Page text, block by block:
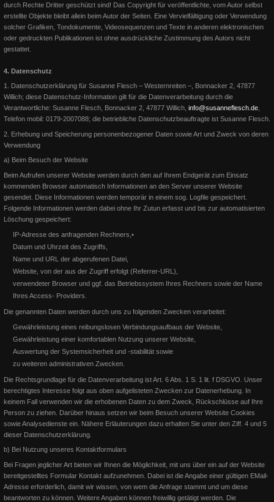
Susanne Flesch wird zum AQHA Professional Horsemen ernannt. Die
AQHA gibt für Europa fünf Neuzugänge bei ihrem Professi
Auf der German OPEN 2016 bekommt Susanne Flesch das Goldene
Reitabzeichen aus den Händen des 1. Vorsitzenden der EWU Deu
Weiterlesen
DQHA Q16 und West-Futurity
ON THE BEACH startet mit Bernhard in den Amateur Select
Weiterlesen
durch Rechte Dritter geschützt sind! Das Copyright für veröffentlichte, vom Autor selbst
erstellte Objekte bleibt allein beim Autor der Seiten. Eine Vervielfältigung oder Verwendung
solcher Grafiken, Tondokumente, Videosequenzen und Texte in anderen elektronischen
oder gedruckten Publikationen ist ohne ausdrückliche Zustimmung des Autors nicht
gestattet.
4. Datenschutz
1. Datenschutzerklärung für Susanne Flesch – Westernreiten –, Bonnacker 2, 47877
Willich; diese Datenschutz-Information gilt für die Datenverarbeitung durch die
Verantwortliche: Susanne Flesch, Bonnacker 2, 47877 Willich, info@susanneflesch.de
Telefon mobil: 0179-2007088; die betriebliche Datenschutzbeauftragte ist Susanne Flesch.
2. Erhebung und Speicherung personenbezogener Daten sowie Art und Zweck von deren
Verwendung
a) Beim Besuch der Website
Beim Aufrufen unserer Website werden durch den auf Ihrem Endgerät zum Einsatz
kommenden Browser automatisch Informationen an den Server unserer Website
gesendet. Diese Informationen werden temporär in einem sog. Logfile gespeichert.
Folgende Informationen werden dabei ohne Ihr Zutun erfasst und bis zur automatisierten
Löschung gespeichert:
IP-Adresse des anfragenden Rechners, •
Datum und Uhrzeit des Zugriffs,
Name und URL der abgerufenen Datei,
Website, von der aus der Zugriff erfolgt (Referrer-URL),
verwendeter Browser und ggf. das Betriebssystem Ihres Rechners sowie der Name
Ihres Access- Providers.
Die genannten Daten werden durch uns zu folgenden Zwecken verarbeitet:
Gewährleistung eines reibungslosen Verbindungsaufbaus der Website,
Gewährleistung einer komfortablen Nutzung unserer Website,
Auswertung der Systemsicherheit und -stabilität sowie
zu weiteren administrativen Zwecken.
Die Rechtsgrundlage für die Datenverarbeitung ist Art. 6 Abs. 1 S. 1 lit. f DSGVO. Unser
berechtigtes Interesse folgt aus oben aufgelisteten Zwecken zur Datenerhebung. In
keinem Fall verwenden wir die erhobenen Daten zu dem Zweck, Rückschlüsse auf Ihre
Person zu ziehen. Darüber hinaus setzen wir beim Besuch unserer Website Cookies
sowie Analysedienste ein. Nähere Erläuterungen dazu erhalten Sie unter den Ziff. 4 und 5
dieser Datenschutzerklärung.
b) Bei Nutzung unseres Kontaktformulars
Bei Fragen jeglicher Art bieten wir Ihnen die Möglichkeit, mit uns über ein auf der Website
bereitgestelltes Formular Kontakt aufzunehmen. Dabei ist die Angabe einer gültigen EMail-
Adresse erforderlich, damit wir wissen, von wem die Anfrage stammt und um diese
beantworten zu können. Weitere Angaben können freiwillig getätigt werden. Die